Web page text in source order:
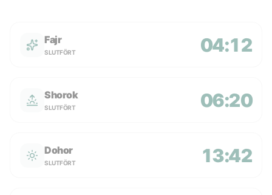
Fajr
SLUTFÖRT 04:12
Shorok
SLUTFÖRT 06:20
Dohor
SLUTFÖRT 13:42